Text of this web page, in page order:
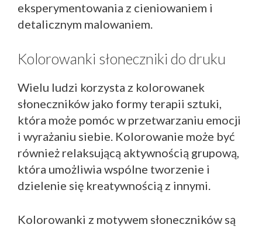
eksperymentowania z cieniowaniem i
detalicznym malowaniem.
Kolorowanki słoneczniki do druku
Wielu ludzi korzysta z kolorowanek
słoneczników jako formy terapii sztuki,
która może pomóc w przetwarzaniu emocji
i wyrażaniu siebie. Kolorowanie może być
również relaksującą aktywnością grupową,
która umożliwia wspólne tworzenie i
dzielenie się kreatywnością z innymi.
Kolorowanki z motywem słoneczników są